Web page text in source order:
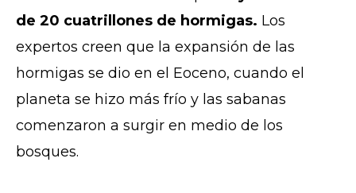
de 20 cuatrillones de hormigas. Los
expertos creen que la expansión de las
hormigas se dio en el Eoceno, cuando el
planeta se hizo más frío y las sabanas
comenzaron a surgir en medio de los
bosques.